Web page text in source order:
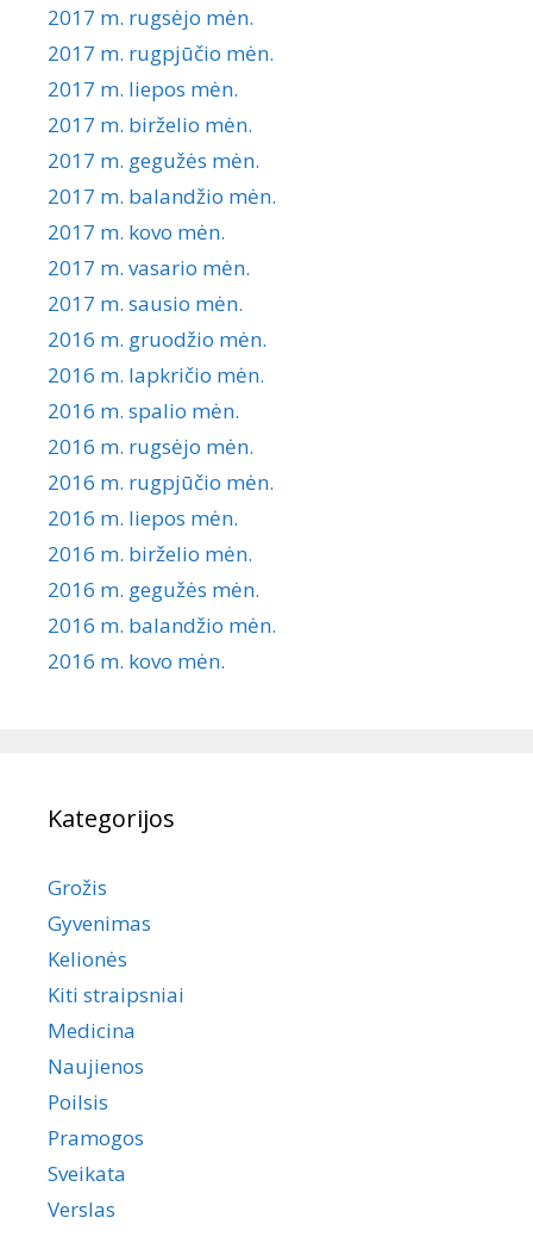
2017 m. rugsėjo mėn.
2017 m. rugpjūčio mėn.
2017 m. liepos mėn.
2017 m. birželio mėn.
2017 m. gegužės mėn.
2017 m. balandžio mėn.
2017 m. kovo mėn.
2017 m. vasario mėn.
2017 m. sausio mėn.
2016 m. gruodžio mėn.
2016 m. lapkričio mėn.
2016 m. spalio mėn.
2016 m. rugsėjo mėn.
2016 m. rugpjūčio mėn.
2016 m. liepos mėn.
2016 m. birželio mėn.
2016 m. gegužės mėn.
2016 m. balandžio mėn.
2016 m. kovo mėn.
Kategorijos
Grožis
Gyvenimas
Kelionės
Kiti straipsniai
Medicina
Naujienos
Poilsis
Pramogos
Sveikata
Verslas